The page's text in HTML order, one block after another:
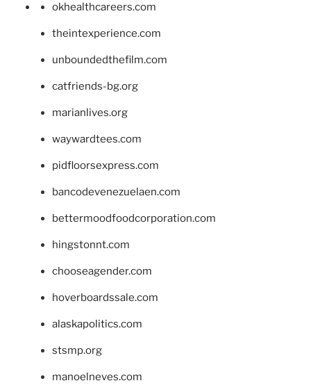
okhealthcareers.com
theintexperience.com
unboundedthefilm.com
catfriends-bg.org
marianlives.org
waywardtees.com
pidfloorsexpress.com
bancodevenezuelaen.com
bettermoodfoodcorporation.com
hingstonnt.com
chooseagender.com
hoverboardssale.com
alaskapolitics.com
stsmp.org
manoelneves.com